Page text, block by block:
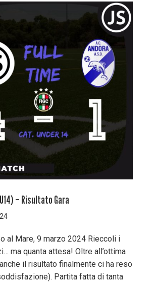
– Risultato Gara
al Mare, 9 marzo 2024 Rieccoli i
ma quanta attesa! Oltre all’ottima
il risultato finalmente ci ha reso
Partita fatta di tanta